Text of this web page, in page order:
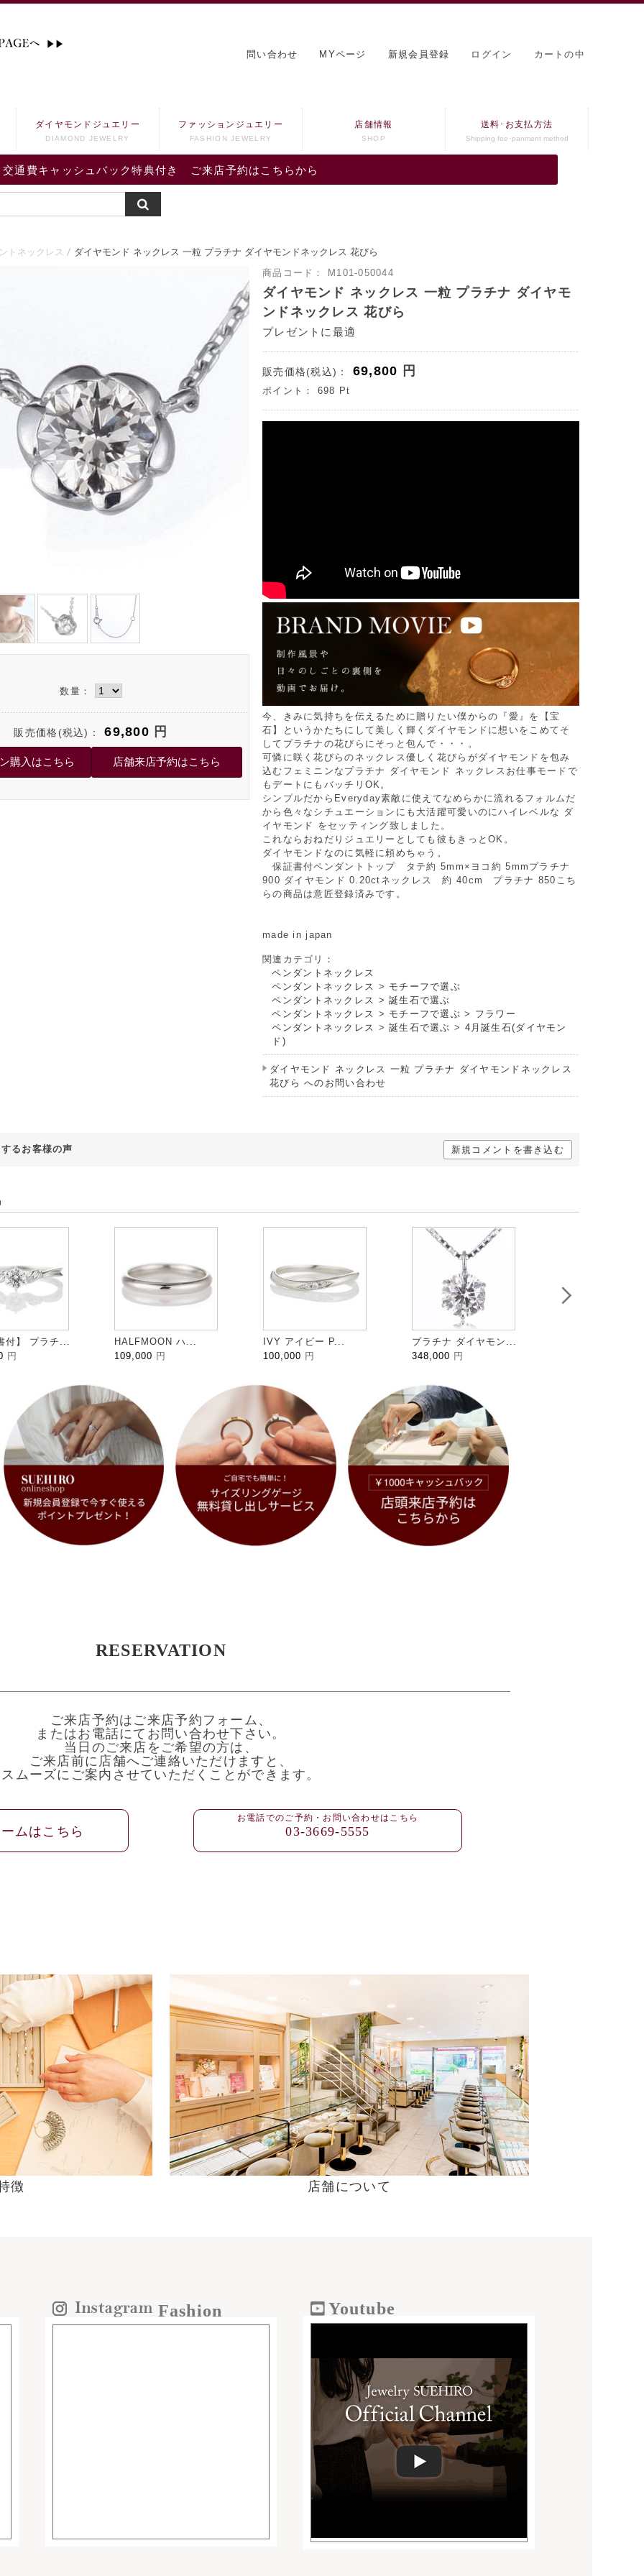
問い合わせ MYページ 新規会員登録 ログイン カートの中
交通費キャッシュバック特典付き ご来店予約はこちらから
ダイヤモンドジュエリー
DIAMOND JEWELRY
ファッションジュエリー
FASHION JEWELRY
店舗情報
SHOP
送料･お支払方法
Shipping fee･panment method
トネックレス ダイヤモンド ネックレス 一粒 プラチナ ダイヤモンドネックレス 花びら
数量：
販売価格(税込)： 69,800 円
商品コード： M101-050044
ダイヤモンド ネックレス 一粒 プラチナ ダイヤモ
ンドネックレス 花びら
プレゼントに最適
販売価格(税込)： 69,800 円
ポイント： 698 Pt
今、きみに気持ちを伝えるために贈りたい僕からの『愛』を【宝
石】というかたちにして美しく輝くダイヤモンドに想いをこめてそ
してプラチナの花びらにそっと包んで・・・。
可憐に咲く花びらのネックレス優しく花びらがダイヤモンドを包み
込むフェミニンなプラチナ ダイヤモンド ネックレスお仕事モードで
もデートにもバッチリOK。
シンプルだからEveryday素敵に使えてなめらかに流れるフォルムだ
から色々なシチュエーションにも大活躍可愛いのにハイレベルな ダ
イヤモンド をセッティング致しました。
これならおねだりジュエリーとしても彼もきっとOK。
ダイヤモンドなのに気軽に頼めちゃう。
保証書付ペンダントトップ タテ約 5mm×ヨコ約 5mmプラチナ
900 ダイヤモンド 0.20ctネックレス 約 40cm プラチナ 850こち
らの商品は意匠登録済みです。
made in japan
関連カテゴリ：
ペンダントネックレス
ペンダントネックレス > モチーフで選ぶ
ペンダントネックレス >誕生石で選ぶ
ペンダントネックレス > モチーフで選ぶ > フラワー
ペンダントネックレス >誕生石で選ぶ > 4月誕生石(ダイヤモン
ド)
ダイヤモンド ネックレス 一粒 プラチナ ダイヤモンドネックレス
花びら へのお問い合わせ
るお客様の声 新規コメントを書き込む
付】 プラチ...
円
HALFMOON ハ...
109,000 円
IVY アイビー P...
100,000 円
プラチナ ダイヤモン...
348,000 円
RESERVATION
ご来店予約はご来店予約フォーム、
またはお電話にてお問い合わせ下さい。
当日のご来店をご希望の方は、
ご来店前に店舗へご連絡いただけますと、
スムーズにご案内させていただくことができます。
ムはこちら
お電話でのご予約・お問い合わせはこちら
03-3669-5555
徴 店舗について
Fashion Youtube